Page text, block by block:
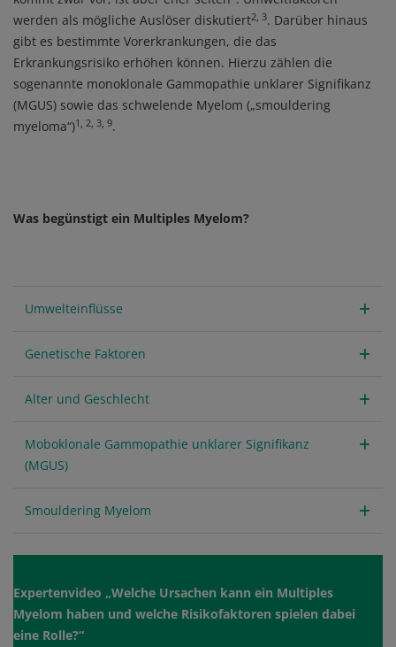
werden als mögliche Auslöser diskutiert2, 3. Darüber hinaus
gibt es bestimmte Vorerkrankungen, die das
Erkrankungsrisiko erhöhen können. Hierzu zählen die
sogenannte monoklonale Gammopathie unklarer Signifikanz
(MGUS) sowie das schwelende Myelom („smouldering
myeloma“)1, 2, 3, 9.
Was begünstigt ein Multiples Myelom?
Umwelteinflüsse
Genetische Faktoren
Alter und Geschlecht
Moboklonale Gammopathie unklarer Signifikanz
(MGUS)
Smouldering Myelom
Expertenvideo „Welche Ursachen kann ein Multiples
Myelom haben und welche Risikofaktoren spielen dabei
eine Rolle?“